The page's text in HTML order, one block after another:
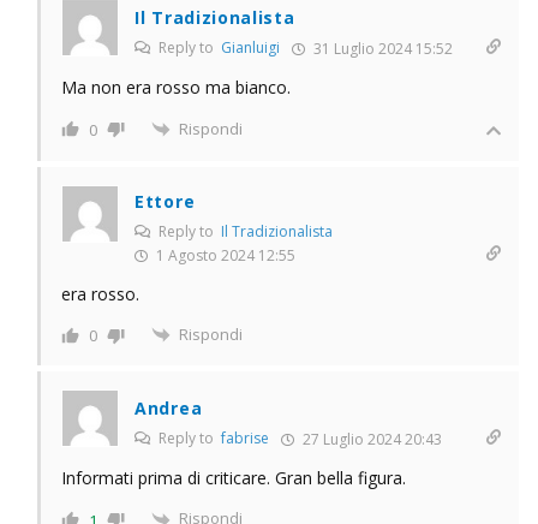
Il Tradizionalista
Reply to Gianluigi 31 Luglio 2024 15:52
Ma non era rosso ma bianco.
0 Rispondi
Ettore
Reply to Il Tradizionalista
1 Agosto 2024 12:55
era rosso.
0 Rispondi
Andrea
Reply tofabrise 27 Luglio 2024 20:43
Informati prima di criticare. Gran bella figura.
Rispondi